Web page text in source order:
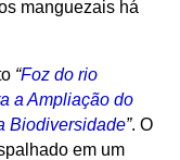
manguezais há
“Foz do rio
a Ampliação do
Biodiversidade”. O
em um